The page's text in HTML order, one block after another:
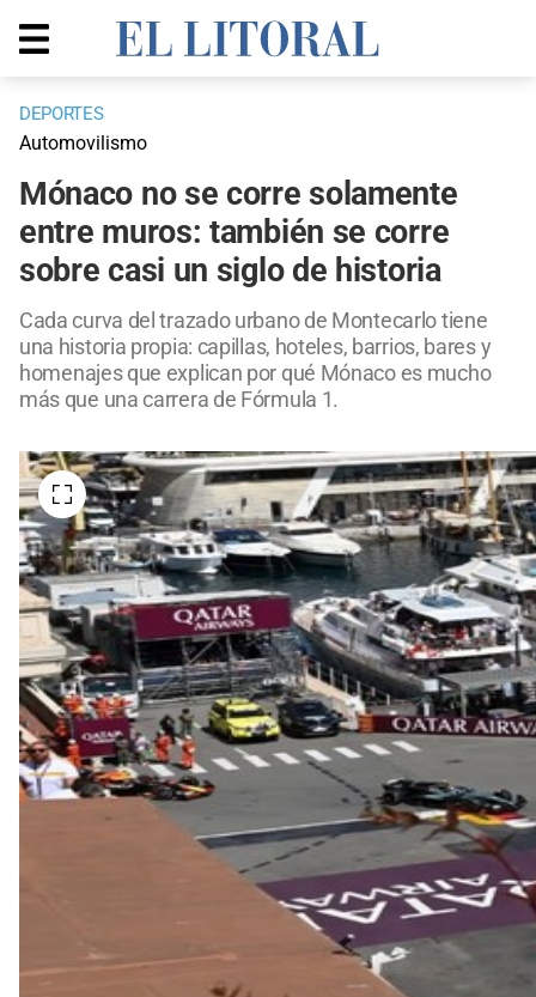
DEPORTES
Automovilismo
Mónaco no se corre solamente
entre muros: también se corre
sobre casi un siglo de historia
Cada curva del trazado urbano de Montecarlo tiene
una historia propia: capillas, hoteles, barrios, bares y
homenajes que explican por qué Mónaco es mucho
más que una carrera de Fórmula 1.